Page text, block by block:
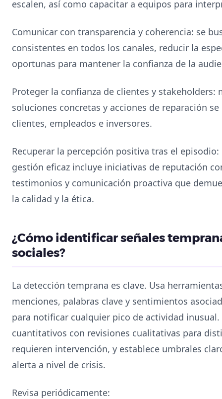
escalen, así como capacitar a equipos para
Comunicar con transparencia y coherencia: se
consistentes en todos los canales, reducir la
oportunas para mantener la confianza de la
Proteger la confianza de clientes y stakeholders:
soluciones concretas y acciones de reparación
clientes, empleados e inversores.
Recuperar la percepción positiva tras el
gestión eficaz incluye iniciativas de reputación
testimonios y comunicación proactiva que
la calidad y la ética.
¿Cómo identificar señales
sociales?
La detección temprana es clave. Usa
menciones, palabras clave y sentimientos
para notificar cualquier pico de actividad
cuantitativos con revisiones cualitativas para
requieren intervención, y establece umbrales
alerta a nivel de crisis.
Revisa periódicamente: